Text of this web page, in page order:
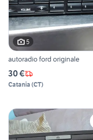
5
autoradio ford originale
30 €
Catania (CT)